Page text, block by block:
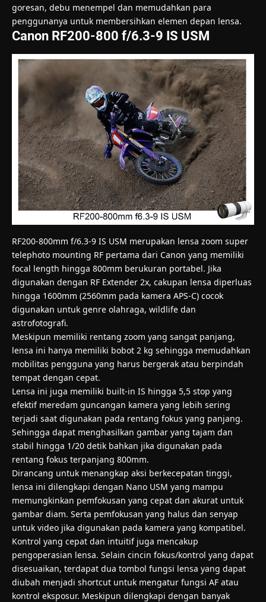
goresan, debu menempel dan memudahkan para
penggunanya untuk membersihkan elemen depan lensa.
Canon RF200-800 f/6.3-9 IS USM
RF200-800mm f/6.3-9 IS USM merupakan lensa zoom super
telephoto mounting RF pertama dari Canon yang memiliki
focal length hingga 800mm berukuran portabel. Jika
digunakan dengan RF Extender 2x, cakupan lensa diperluas
hingga 1600mm (2560mm pada kamera APS-C) cocok
digunakan untuk genre olahraga, wildlife dan
astrofotografi.
Meskipun memiliki rentang zoom yang sangat panjang,
lensa ini hanya memiliki bobot 2 kg sehingga memudahkan
mobilitas pengguna yang harus bergerak atau berpindah
tempat dengan cepat.
Lensa ini juga memiliki built-in IS hingga 5,5 stop yang
efektif meredam guncangan kamera yang lebih sering
terjadi saat digunakan pada rentang fokus yang panjang.
Sehingga dapat menghasilkan gambar yang tajam dan
stabil hingga 1/20 detik bahkan jika digunakan pada
rentang fokus terpanjang 800mm.
Dirancang untuk menangkap aksi berkecepatan tinggi,
lensa ini dilengkapi dengan Nano USM yang mampu
memungkinkan pemfokusan yang cepat dan akurat untuk
gambar diam. Serta pemfokusan yang halus dan senyap
untuk video jika digunakan pada kamera yang kompatibel.
Kontrol yang cepat dan intuitif juga mencakup
pengoperasian lensa. Selain cincin fokus/kontrol yang dapat
disesuaikan, terdapat dua tombol fungsi lensa yang dapat
diubah menjadi shortcut untuk mengatur fungsi AF atau
kontrol eksposur. Meskipun dilengkapi dengan banyak